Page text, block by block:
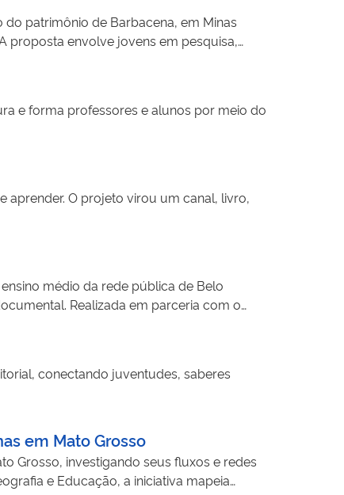
rodas de conversa, pesquisas de
social, ao mesmo tempo que
patrimônio de Barbacena, em Minas
proposta envolve jovens em pesquisa,
estimula o desenvolvimento de
narrativas muitas vezes invisibilizadas
e forma professores e alunos por meio do
aprender. O projeto virou um canal, livro,
médio da rede pública de Belo
Realizada em parceria com o
conectando juventudes, saberes
em Mato Grosso
Grosso, investigando seus fluxos e redes
e Educação, a iniciativa mapeia